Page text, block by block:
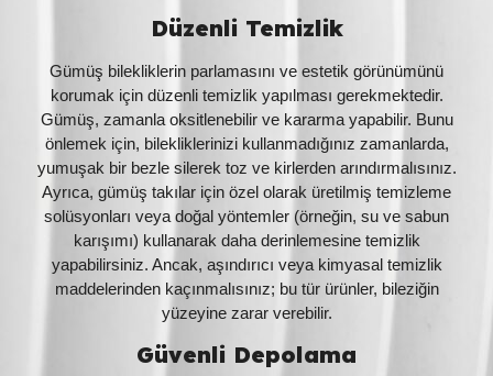
Düzenli Temizlik
Gümüş bilekliklerin parlamasını ve estetik görünümünü
korumak için düzenli temizlik yapılması gerekmektedir.
Gümüş, zamanla oksitlenebilir ve kararma yapabilir. Bunu
önlemek için, bilekliklerinizi kullanmadığınız zamanlarda,
yumuşak bir bezle silerek toz ve kirlerden arındırmalısınız.
Ayrıca, gümüş takılar için özel olarak üretilmiş temizleme
solüsyonları veya doğal yöntemler (örneğin, su ve sabun
karışımı) kullanarak daha derinlemesine temizlik
yapabilirsiniz. Ancak, aşındırıcı veya kimyasal temizlik
maddelerinden kaçınmalısınız; bu tür ürünler, bileziğin
yüzeyine zarar verebilir.
Güvenli Depolama